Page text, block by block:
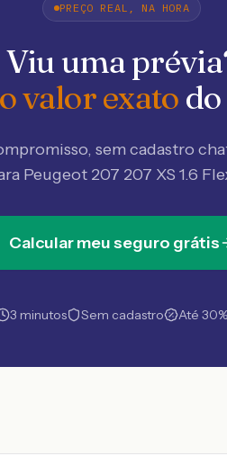
PREÇO REAL, NA HORA
Viu uma
valor exato
sem cadastro
Peugeot 207 207 XS 1.6
Calcular meu seguro grátis
3 minutos Sem cadastro Até